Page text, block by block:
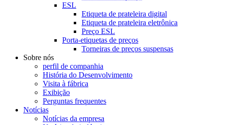
ESL
Etiqueta de prateleira digital
Etiqueta de prateleira eletrônica
Preço ESL
Porta-etiquetas de preços
Torneiras de preços suspensas
Sobre nós
perfil de companhia
História do Desenvolvimento
Visita à fábrica
Exibição
Perguntas frequentes
Notícias
Notícias da empresa